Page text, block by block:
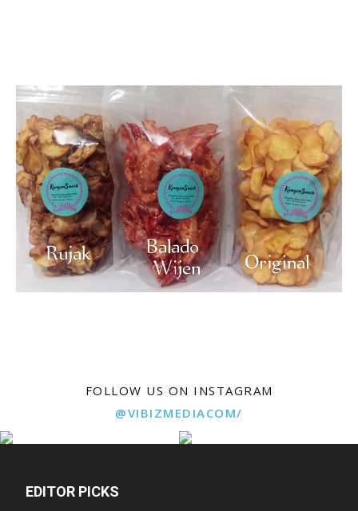
FOLLOW US ON INSTAGRAM
@VIBIZMEDIACOM/
EDITOR PICKS